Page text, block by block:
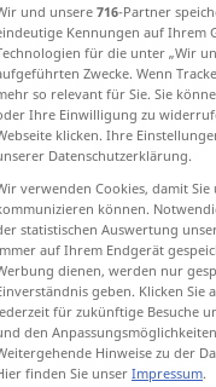
antippen)
und unsere 716-Partner
Kennungen auf Ihrem
für die unter „Wir
Zwecke. Wenn
so relevant für Sie. Sie
Ihre Einwilligung zu
klicken. Ihre
Datenschutzerklärung.
verwenden Cookies, damit
können.
statistischen Auswertung
auf Ihrem Endgerät
dienen, werden nur
geben. Klicken
für zukünftige Besuche
den
Hinweise zu der
finden Sie unser Impressum.